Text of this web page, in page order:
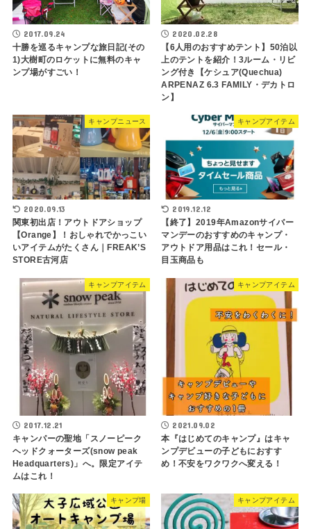
2017.09.24
十勝を巡るキャンプな旅日記(その
1)大樹町のロケットに無料のキャ
ンプ場がすごい！
2020.02.28
【6人用のおすすめテント】50泊以
上のテントを紹介！3ルーム・リビ
ング付き【ケシュア(Quechua)
ARPENAZ 6.3 FAMILY・デカトロ
ン】
キャンプニュース
2020.09.13
関東初出店！アウトドアショップ
【Orange】！おしゃれでかっこい
いアイテムがたくさん｜FREAK’S
STORE古河店
キャンプアイテム
2019.12.12
【終了】2019年Amazonサイバー
マンデーのおすすめのキャンプ・
アウトドア用品はこれ！セール・
目玉商品も
キャンプアイテム
2017.12.21
キャンパーの聖地「スノーピーク
ヘッドクォーターズ(snow peak
Headquarters)」へ。限定アイテ
ムはこれ！
キャンプアイテム
2021.09.02
本『はじめてのキャンプ』はキャ
ンプデビューの子どもにおすす
め！不安をワクワクへ変える！
キャンプ場 キャンプアイテム